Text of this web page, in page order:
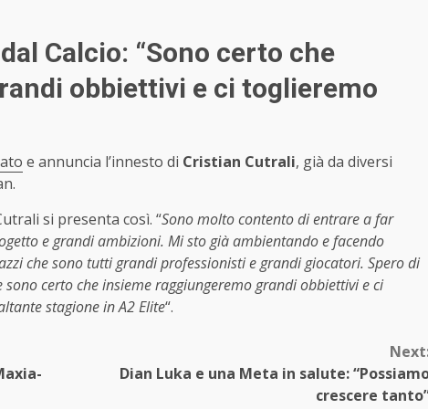
Calcio: “Sono certo che
obbiettivi e ci toglieremo
e annuncia l’innesto di Cristian Cutrali, già da diversi
si presenta così. “Sono molto contento di entrare a far
e grandi ambizioni. Mi sto già ambientando e facendo
che sono tutti grandi professionisti e grandi giocatori. Spero di
certo che insieme raggiungeremo grandi obbiettivi e ci
stagione in A2 Elite“.
Dian Luka e una Meta in salute:
crescere